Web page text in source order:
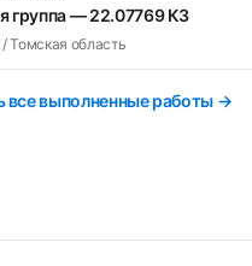
группа — 22.07769 К3
/ Томская область
все выполненные работы →